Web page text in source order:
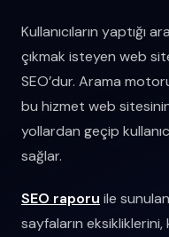
Kullanıcıların yaptığı
çıkmak isteyen web
SEO’dur. Arama
bu hizmet web
yollardan geçip
sağlar.
SEO raporu ile
sayfaların eksikliklerini,